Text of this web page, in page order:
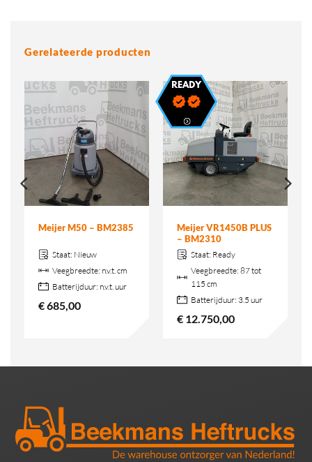
Gerelateerde producten
Meijer M50 – BM2385
Staat: Nieuw
Veegbreedte: n.v.t. cm
Batterijduur: n.v.t. uur
€685,00
Meijer VR1450B PLUS
– BM2310
Staat: Ready
Veegbreedte: 87 tot
115 cm
Batterijduur: 3.5 uur
€12.750,00